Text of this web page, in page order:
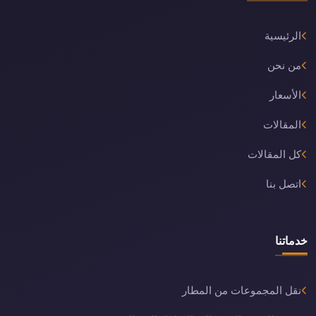
الرئيسية
من نحن
الأسعار
المقالات
كل المقالات
اتصل بنا
خدماتنا
نقل المجموعات من المطار